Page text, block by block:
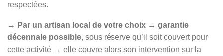
respectées.
→ Par un artisan local de votre choix → garantie
décennale possible, sous réserve qu’il soit couvert pour
cette activité → elle couvre alors son intervention sur la